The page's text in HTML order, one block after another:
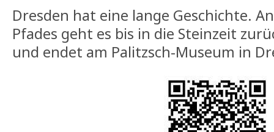
Dresden hat eine lange Geschichte.
Pfades geht es bis in die Steinzeit
und endet am Palitzsch-Museum in